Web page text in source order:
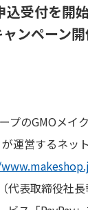
受付を開
ンペーン
プのGMOメ
運営するネッ
代表取締役社